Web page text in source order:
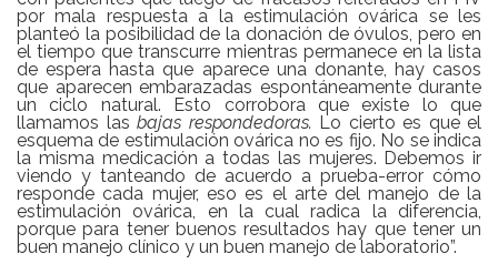
por mala respuesta a la estimulación ovárica se les
planteó la posibilidad de la donación de óvulos, pero en
el tiempo que transcurre mientras permanece en la lista
de espera hasta que aparece una donante, hay casos
que aparecen embarazadas espontáneamente durante
un ciclo natural. Esto corrobora que existe lo que
llamamos las bajas respondedoras. Lo cierto es que el
esquema de estimulación ovárica no es fijo. No se indica
la misma medicación a todas las mujeres. Debemos ir
viendo y tanteando de acuerdo a prueba-error cómo
responde cada mujer, eso es el arte del manejo de la
estimulación ovárica, en la cual radica la diferencia,
porque para tener buenos resultados hay que tener un
buen manejo clínico y un buen manejo de laboratorio”.